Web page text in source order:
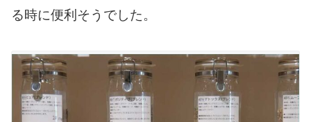
る時に便利そうでした。